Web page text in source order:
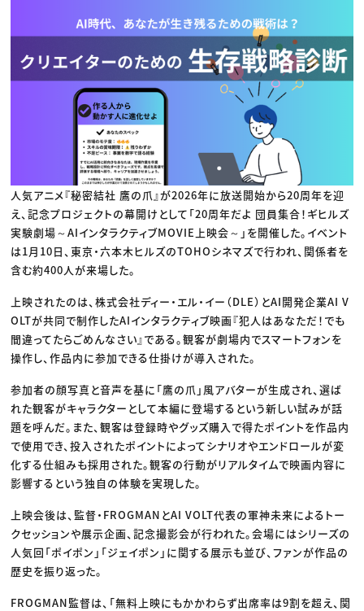
C＆R Magazine
映像
広告
出版
CREATIVE VILLAGEからのお知らせ
プロフェッショナル×つながる×メディア
人気アニメ『秘密結社 鷹の爪』が2026年に放送開始から20周年を迎
え、記念プロジェクトの幕開けとして「20周年だよ 団員集合！ギヒルズ
実験劇場～AIインタラクティブMOVIE上映会～」を開催した。イベント
は1月10日、東京・六本木ヒルズのTOHOシネマズで行われ、関係者を
含む約400人が来場した。
上映されたのは、株式会社ディー・エル・イー（DLE）とAI開発企業AI V
OLTが共同で制作したAIインタラクティブ映画『犯人はあなただ！でも
間違ってたらごめんなさい』である。観客が劇場内でスマートフォンを
操作し、作品内に参加できる仕掛けが導入された。
参加者の顔写真と音声を基に「鷹の爪」風アバターが生成され、選ば
れた観客がキャラクターとして本編に登場するという新しい試みが話
題を呼んだ。また、観客は登録時やグッズ購入で得たポイントを作品内
で使用でき、投入されたポイントによってシナリオやエンドロールが変
化する仕組みも採用された。観客の行動がリアルタイムで映画内容に
影響するという独自の体験を実現した。
上映会後は、監督・FROGMANとAI VOLT代表の軍神未来によるトー
クセッションや展示企画、記念撮影会が行われた。会場にはシリーズの
人気回「ポイポン」「ジェイポン」に関する展示も並び、ファンが作品の
歴史を振り返った。
FROGMAN監督は、「無料上映にもかかわらず出席率は9割を超え、関